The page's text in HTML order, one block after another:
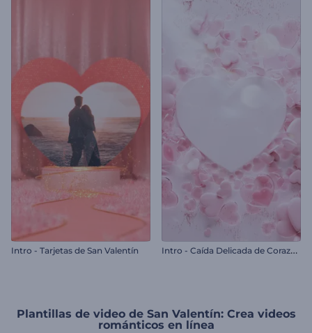
Intro - Tarjetas de San Valentín I
ntro - Caída Delicada de Corazones
Plantillas de video de San Valentín: Crea videos
románticos en línea